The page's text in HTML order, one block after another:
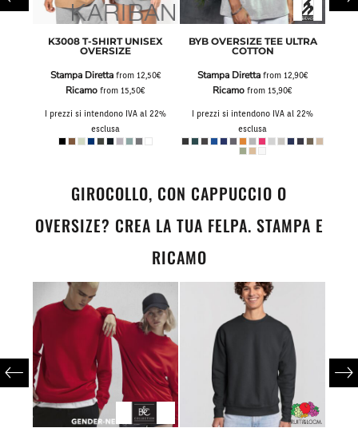
K3008 T-SHIRT UNISEX
OVERSIZE
Stampa Direttafrom 12,50€
Ricamo from 15,50€
I prezzi si intendono IVA al 22%
esclusa
BYB OVERSIZE TEE ULTRA
COTTON
Stampa Direttafrom 12,90€
Ricamo from 15,90€
I prezzi si intendono IVA al 22%
esclusa
GIROCOLLO, CON CAPPUCCIO O
OVERSIZE? CREA LA TUA FELPA. STAMPA E
RICAMO